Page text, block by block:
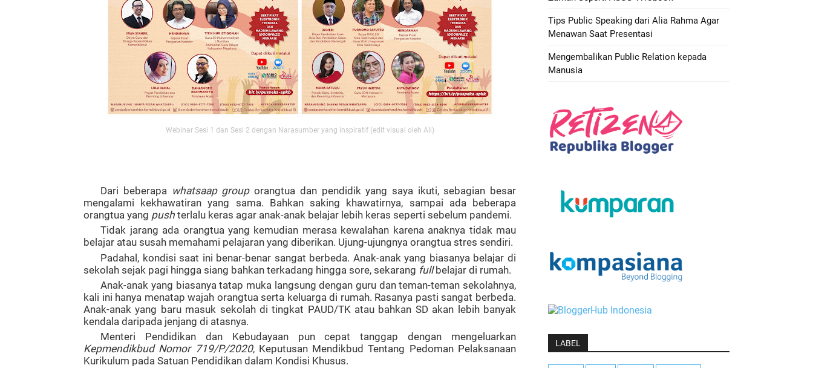
Webinar Sesi 1 dan Sesi 2 dengan Narasumber yang inspiratif (edit visual oleh Ali)
Dari beberapa whatsaap grouporangtua dan pendidik yang saya ikuti, sebagian besar
mengalami kekhawatiran yang sama. Bahkan saking khawatirnya, sampai ada beberapa
orangtua yang push terlalu keras agar anak-anak belajar lebih keras seperti sebelum pandemi.
Tidak jarang ada orangtua yang kemudian merasa kewalahan karena anaknya tidak mau
belajar atau susah memahami pelajaran yang diberikan. Ujung-ujungnya orangtua stres sendiri.
Padahal, kondisi saat ini benar-benar sangat berbeda. Anak-anak yang biasanya belajar di
sekolah sejak pagi hingga siang bahkan terkadang hingga sore, sekarang fullbelajar di rumah.
Anak-anak yang biasanya tatap muka langsung dengan guru dan teman-teman sekolahnya,
kali ini hanya menatap wajah orangtua serta keluarga di rumah. Rasanya pasti sangat berbeda.
Anak-anak yang baru masuk sekolah di tingkat PAUD/TK atau bahkan SD akan lebih banyak
kendala daripada jenjang di atasnya.
Menteri Pendidikan dan Kebudayaan pun cepat tanggap dengan mengeluarkan
Kepmendikbud Nomor 719/P/2020, Keputusan Mendikbud Tentang Pedoman Pelaksanaan
Kurikulum pada Satuan Pendidikan dalam Kondisi Khusus.
Tips Public Speaking dari Alia Rahma Agar
Menawan Saat Presentasi
Mengembalikan Public Relation kepada
Manusia
LABEL